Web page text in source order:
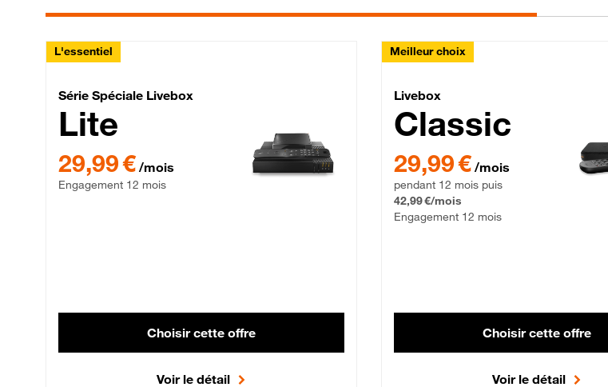
L'essentiel
Série Spéciale Livebox Lite Fibre
Série Spéciale Livebox
Lite
29,99 € par mois , Engagement 12 mois
29,99 € /mois
Engagement 12 mois
Choisir cette offre
Voir le détail
Meilleur choix
Livebox Classic
Livebox
Classic
29,99 € par mois pendant 12 mois puis
29,99 € /mois
pendant 12 mois puis
42,99 €/mois
Engagement 12 mois
Choisir cette offre
Voir le détail